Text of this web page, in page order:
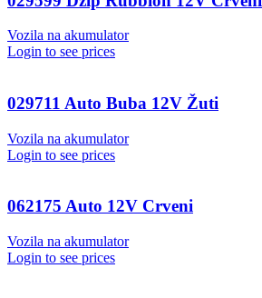
Vozila na akumulator
Login to see prices
029711 Auto Buba 12V Žuti
Vozila na akumulator
Login to see prices
062175 Auto 12V Crveni
Vozila na akumulator
Login to see prices